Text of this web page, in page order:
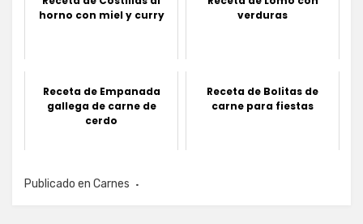
horno con miel y curry
verduras
Receta de Empanada
gallega de carne de
cerdo
Receta de Bolitas de
carne para fiestas
Publicado en Carnes